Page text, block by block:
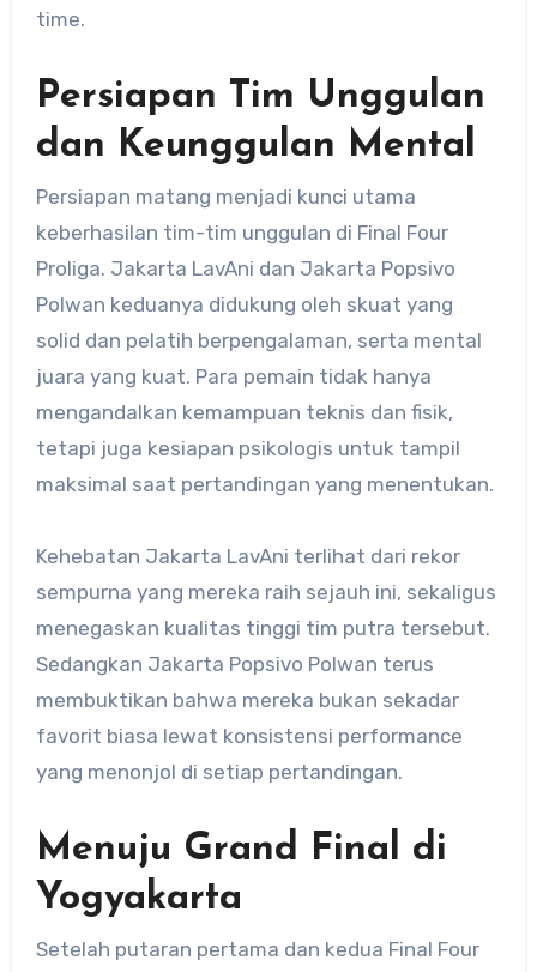
time.
Persiapan Tim Unggulan
dan Keunggulan Mental
Persiapan matang menjadi kunci utama
keberhasilan tim-tim unggulan di Final Four
Proliga. Jakarta LavAni dan Jakarta Popsivo
Polwan keduanya didukung oleh skuat yang
solid dan pelatih berpengalaman, serta mental
juara yang kuat. Para pemain tidak hanya
mengandalkan kemampuan teknis dan fisik,
tetapi juga kesiapan psikologis untuk tampil
maksimal saat pertandingan yang menentukan.
Kehebatan Jakarta LavAni terlihat dari rekor
sempurna yang mereka raih sejauh ini, sekaligus
menegaskan kualitas tinggi tim putra tersebut.
Sedangkan Jakarta Popsivo Polwan terus
membuktikan bahwa mereka bukan sekadar
favorit biasa lewat konsistensi performance
yang menonjol di setiap pertandingan.
Menuju Grand Final di
Yogyakarta
Setelah putaran pertama dan kedua Final Four